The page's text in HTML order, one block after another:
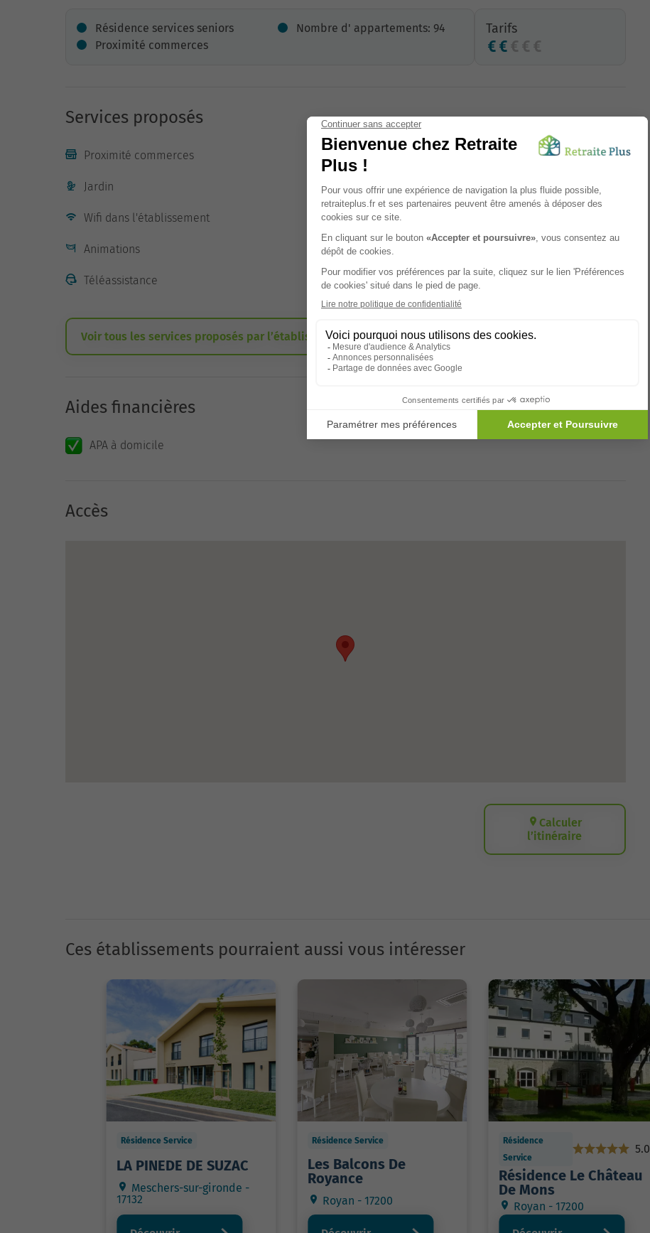
Résidence services seniors
Nombre d' appartements: 94
Proximité commerces
Tarifs
Services proposés
Proximité commerces
Jardin Salle de remise en forme
Wifi dans l'établissement Etablissement avec des appartements meublés
Animations Navettes pour les sorties
Téléassistance Accès transports en commun
Voir tous les services proposés par l’établissement
Aides financières
APA à domicile
Accès
Calculer
l’itinéraire
Ces établissements pourraient aussi vous intéresser
Résidence Service
LA PINEDE DE SUZAC
Meschers-sur-gironde -
17132
Résidence Service
Les Balcons De
Royance
Royan - 17200
Résidence
Service
5.0
Résidence Le Château
De Mons
Royan - 17200